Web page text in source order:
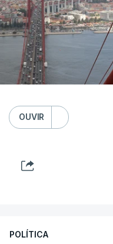
OUVIR
POLÍTICA